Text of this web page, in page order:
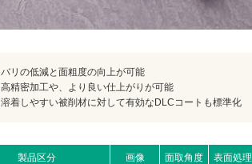
バリの低減と面粗度の向上が可能
高精密加工や、より良い仕上がりが可能
溶着しやすい被削材に対して有効なDLCコートも標準化
製品区分 画像 面取角度 表面処理